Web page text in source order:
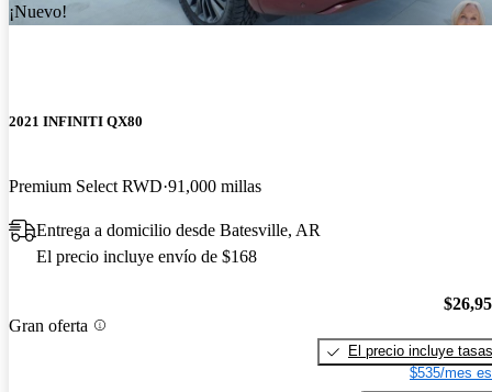
¡Nuevo!
2021 INFINITI QX80
Premium Select RWD 91,000 millas
Entrega a domicilio desde Batesville, AR
El precio incluye envío de $168
Gran oferta
El precio incluye tasas
$535/mes